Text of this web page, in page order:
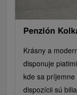
Penzión
Krásny a
disponuje
kde sa príjemne
dispozícii sú